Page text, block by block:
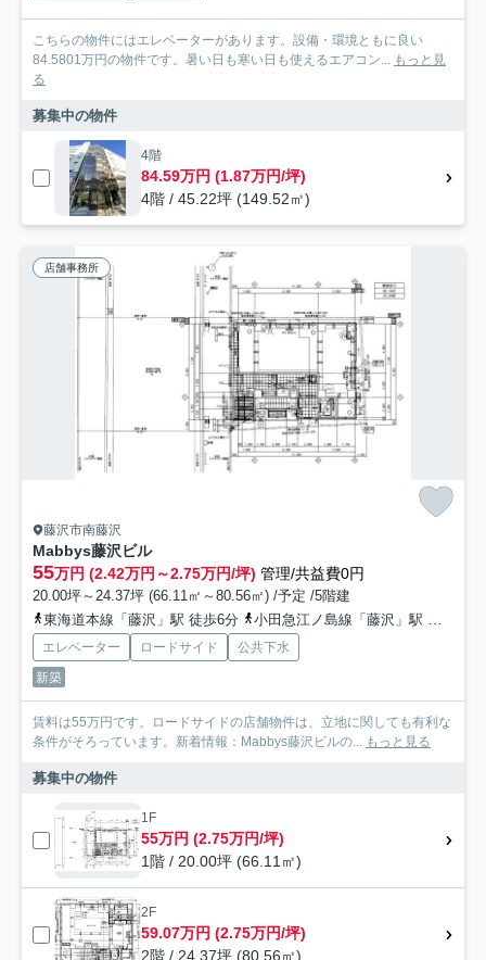
こちらの物件にはエレベーターがあります。設備・環境ともに良い
84.5801万円の物件です。暑い日も寒い日も使えるエアコン... もっと見
る
募集中の物件
4階
84.59万円 (1.87万円/坪)
4階 / 45.22坪 (149.52㎡)
店舗事務所
藤沢市南藤沢
Mabbys藤沢ビル
55万円 (2.42万円～2.75万円/坪) 管理/共益費0円
20.00坪～24.37坪 (66.11㎡～80.56㎡) /予定 /5階建
東海道本線「藤沢」駅 徒歩6分
小田急江ノ島線「藤沢」駅 徒歩6分
エレベーター ロードサイド
公共下水
新築
賃料は55万円です。ロードサイドの店舗物件は、立地に関しても有利な
条件がそろっています。新着情報：Mabbys藤沢ビルの... もっと見る
募集中の物件
1F
55万円 (2.75万円/坪)
1階 / 20.00坪 (66.11㎡)
2F
59.07万円 (2.75万円/坪)
2階 / 24.37坪 (80.56㎡)